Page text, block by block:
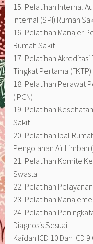
15. Pelatihan Internal
Internal (SPI) Rumah
16. Pelatihan Manajer
Rumah Sakit
17. Pelatihan Akreditasi
Tingkat Pertama (FKTP)
18. Pelatihan Perawat
(IPCN)
19. Pelatihan
Sakit
20. Pelatihan Ipal
Pengolahan Air Limbah
21. Pelatihan Komite
Swasta
22. Pelatihan
23. Pelatihan
24. Pelatihan
Diagnosis Sesuai
Kaidah ICD 10 Dan ICD